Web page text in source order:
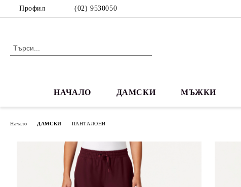
Профил (02) 9530050
НАЧАЛО ДАМСКИ МЪЖКИ
Начало ДАМСКИ ПАНТАЛОНИ